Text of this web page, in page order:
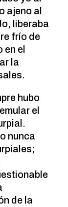
ajeno al
liberaba
frí­o de
el
la
hubo
el
nunca
de la